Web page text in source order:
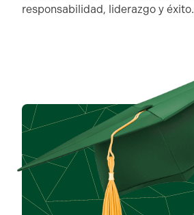
responsabilidad, liderazgo y éxito.